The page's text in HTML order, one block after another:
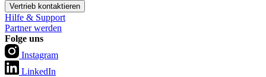
Vertrieb kontaktieren
Hilfe & Support
Partner werden
Folge uns
Instagram
LinkedIn